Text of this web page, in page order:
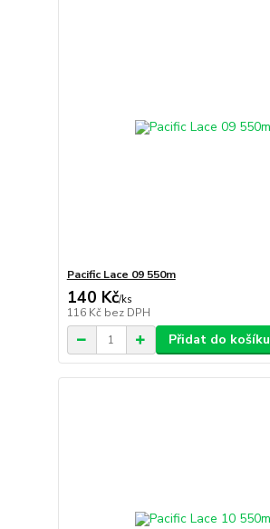
Pacific Lace 09 550m
140 Kč/ks
116 Kč bez DPH
Přidat do košíku